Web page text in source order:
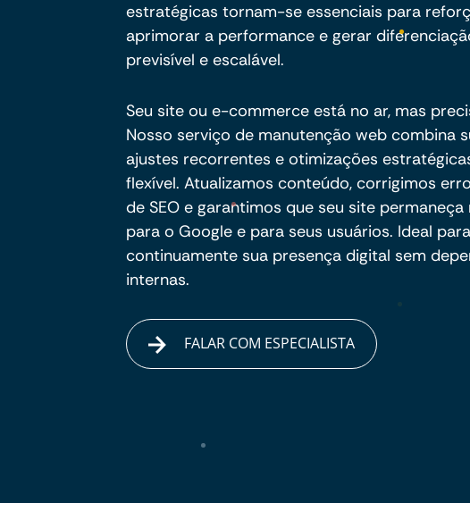
estratégicas tornam-se essenciais para
aprimorar a performance e gerar
previsível e escalável.
Seu site ou e-commerce está no ar, mas
Nosso serviço de manutenção web combina
ajustes recorrentes e otimizações
flexível. Atualizamos conteúdo, corrigimos
de SEO e garantimos que seu site
para o Google e para seus usuários. Ideal
continuamente sua presença digital sem
internas.
FALAR COM ESPECIALISTA